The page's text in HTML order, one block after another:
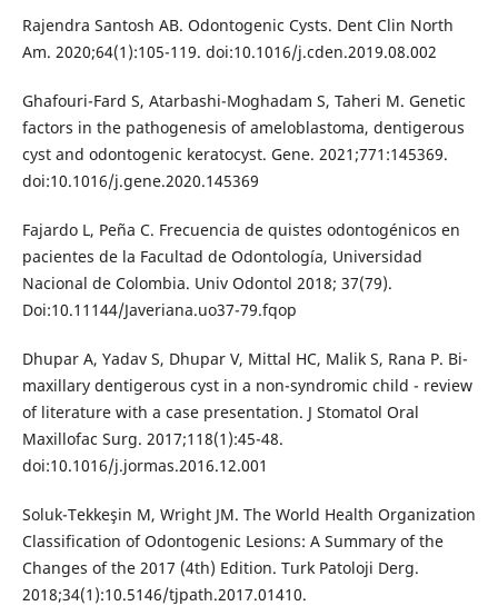
Rajendra Santosh AB. Odontogenic Cysts. Dent Clin North
Am. 2020;64(1):105-119. doi:10.1016/j.cden.2019.08.002
Ghafouri-Fard S, Atarbashi-Moghadam S, Taheri M. Genetic
factors in the pathogenesis of ameloblastoma, dentigerous
cyst and odontogenic keratocyst. Gene. 2021;771:145369.
doi:10.1016/j.gene.2020.145369
Fajardo L, Peña C. Frecuencia de quistes odontogénicos en
pacientes de la Facultad de Odontología, Universidad
Nacional de Colombia. Univ Odontol 2018; 37(79).
Doi:10.11144/Javeriana.uo37-79.fqop
Dhupar A, Yadav S, Dhupar V, Mittal HC, Malik S, Rana P. Bi-
maxillary dentigerous cyst in a non-syndromic child - review
of literature with a case presentation. J Stomatol Oral
Maxillofac Surg. 2017;118(1):45-48.
doi:10.1016/j.jormas.2016.12.001
Soluk-Tekkeşin M, Wright JM. The World Health Organization
Classification of Odontogenic Lesions: A Summary of the
Changes of the 2017 (4th) Edition. Turk Patoloji Derg.
2018;34(1):10.5146/tjpath.2017.01410.